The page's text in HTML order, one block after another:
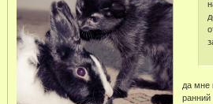
да мне
ранний